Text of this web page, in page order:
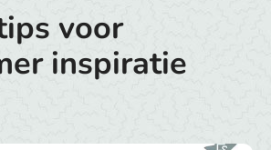
voor
inspiratie